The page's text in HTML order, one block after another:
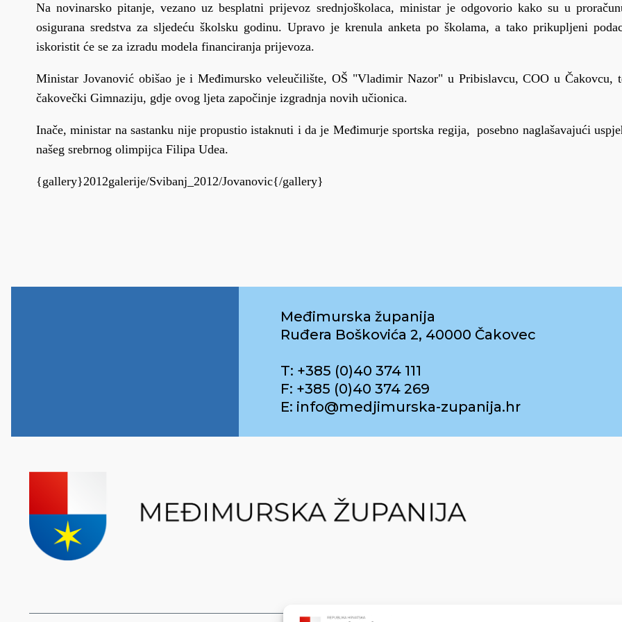
Na novinarsko pitanje, vezano uz besplatni prijevoz srednjoškolaca, ministar je odgovorio kako su u
osigurana sredstva za sljedeću školsku godinu. Upravo je krenula anketa po školama, a tako prikupljeni
iskoristit će se za izradu modela financiranja prijevoza.
Ministar Jovanović obišao je i Međimursko veleučilište, OŠ "Vladimir Nazor" u Pribislavcu, COO u Čakovcu,
čakovečki Gimnaziju, gdje ovog ljeta započinje izgradnja novih učionica.
Inače, ministar na sastanku nije propustio istaknuti i da je Međimurje sportska regija, posebno naglašavajući
našeg srebrnog olimpijca Filipa Udea.
{gallery}2012galerije/Svibanj_2012/Jovanovic{/gallery}
Međimurska županija
Ruđera Boškovića 2, 40000 Čakovec
T: +385 (0)40 374 111
F: +385 (0)40 374 269
E: info@medjimurska-zupanija.hr